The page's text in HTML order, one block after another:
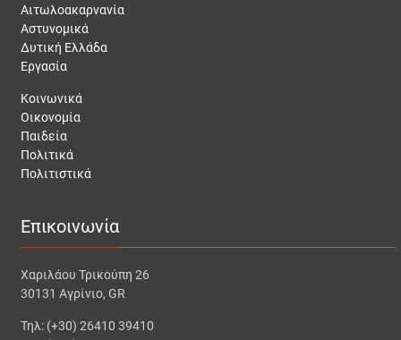
Αιτωλοακαρνανία
Αστυνομικά
Δυτική Ελλάδα
Εργασία
Κοινωνικά
Οικονομία
Παιδεία
Πολιτικά
Πολιτιστικά
Επικοινωνία
Χαριλάου Τρικούπη 26
30131 Αγρίνιο, GR
Τηλ: (+30) 26410 39410